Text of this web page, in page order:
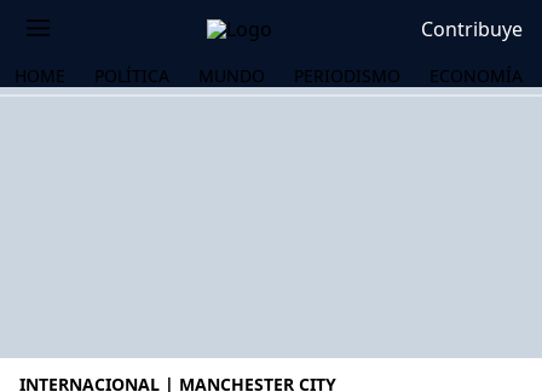
Contribuye
HOME POLÍTICA MUNDO PERIODISMO ECONOMÍA
INTERNACIONAL | MANCHESTER CITY